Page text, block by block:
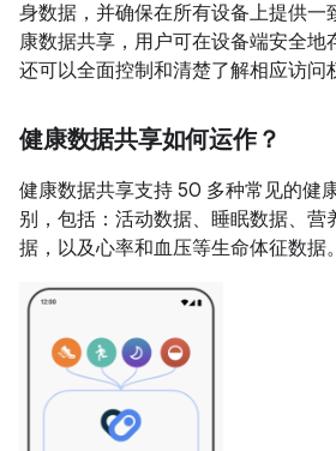
身数据，并确保在所有设备上提供一
康数据共享，用户可在设备端安全地
还可以全面控制和清楚了解相应访问
健康数据共享如何运作？
健康数据共享支持 50 多种常见的健
别，包括：活动数据、睡眠数据、营
据，以及心率和血压等生命体征数据。